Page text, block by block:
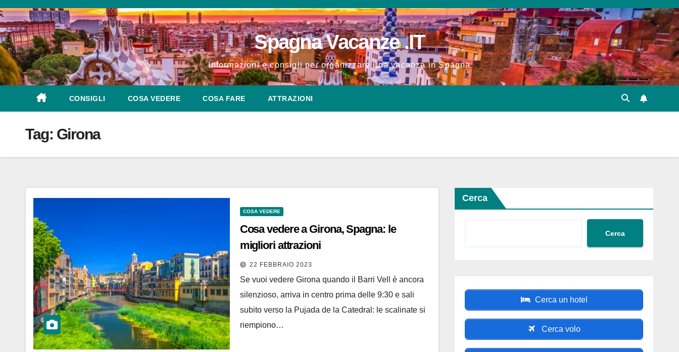
Salta
al
contenuto
Spagna Vacanze .IT
Informazioni e consigli per organizzare una vacanza in Spagna
CONSIGLI COSA VEDERE COSA FARE ATTRAZIONI
Tag: Girona
COSA VEDERE
Cosa vedere a Girona, Spagna: le
migliori attrazioni
22 FEBBRAIO 2023
Se vuoi vedere Girona quando il Barri Vell è ancora
silenzioso, arriva in centro prima delle 9:30 e sali
subito verso la Pujada de la Catedral: le scalinate si
riempiono…
Cerca
Cerca
Cerca un hotel
Cerca volo